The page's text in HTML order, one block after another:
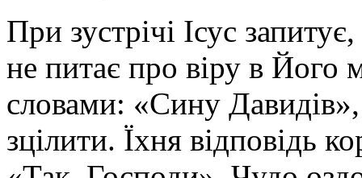
При зустрічі Ісус
не питає про віру в Його
словами: «Сину Давидів»,
зцілити. Їхня відповідь